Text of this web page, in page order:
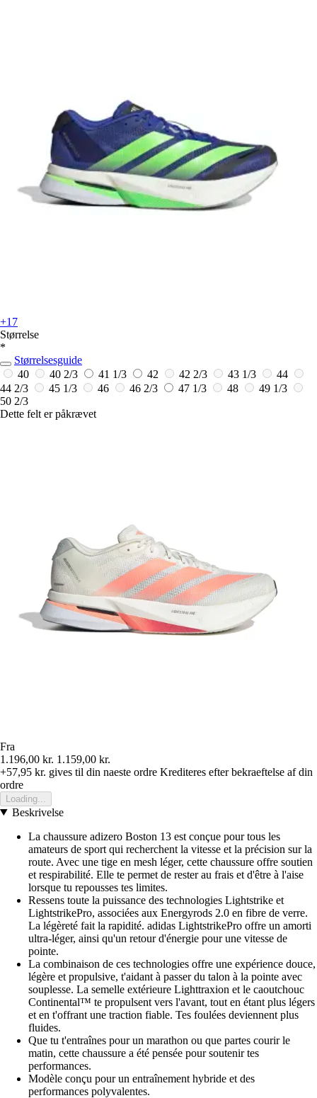
+17
Størrelse
*
Størrelsesguide
40
40 2/3 41 1/3 42 42 2/3 43 1/3
44
44 2/3
45 1/3 46 46 2/3 47 1/3 48
49 1/3
50 2/3
Dette felt er påkrævet
Fra
1.196,00 kr. 1.159,00 kr.
+57,95 kr. gives til din naeste ordre Krediteres efter bekraeftelse af din
ordre
Loading...
Beskrivelse
La chaussure adizero Boston 13 est conçue pour tous les
amateurs de sport qui recherchent la vitesse et la précision sur la
route. Avec une tige en mesh léger, cette chaussure offre soutien
et respirabilité. Elle te permet de rester au frais et d'être à l'aise
lorsque tu repousses tes limites.
Ressens toute la puissance des technologies Lightstrike et
LightstrikePro, associées aux Energyrods 2.0 en fibre de verre.
La légèreté fait la rapidité. adidas LightstrikePro offre un amorti
ultra-léger, ainsi qu'un retour d'énergie pour une vitesse de
pointe.
La combinaison de ces technologies offre une expérience douce,
légère et propulsive, t'aidant à passer du talon à la pointe avec
souplesse. La semelle extérieure Lighttraxion et le caoutchouc
Continental™ te propulsent vers l'avant, tout en étant plus légers
et en t'offrant une traction fiable. Tes foulées deviennent plus
fluides.
Que tu t'entraînes pour un marathon ou que partes courir le
matin, cette chaussure a été pensée pour soutenir tes
performances.
Modèle conçu pour un entraînement hybride et des
performances polyvalentes.